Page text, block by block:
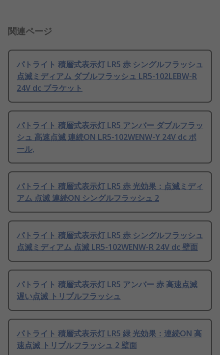
関連ページ
パトライト 積層式表示灯 LR5 赤 シングルフラッシュ
点滅ミディアム ダブルフラッシュ LR5-102LEBW-R
24V dc ブラケット
パトライト 積層式表示灯 LR5 アンバー ダブルフラッ
シュ 高速点滅 連続ON LR5-102WENW-Y 24V dc ポ
ール,
パトライト 積層式表示灯 LR5 赤 光効果：点滅ミディ
アム 点滅 連続ON シングルフラッシュ 2
パトライト 積層式表示灯 LR5 赤 シングルフラッシュ
点滅ミディアム 点滅 LR5-102WENW-R 24V dc 壁面
パトライト 積層式表示灯 LR5 アンバー 赤 高速点滅
遅い点滅 トリプルフラッシュ
パトライト 積層式表示灯 LR5 緑 光効果：連続ON 高
速点滅 トリプルフラッシュ 2 壁面